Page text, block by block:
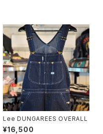
Lee DUNGAREES OVERALL
¥16,500